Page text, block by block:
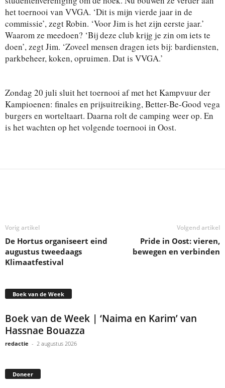
het toernooi van VVGA. ‘Dit is mijn vierde jaar in de
commissie’, zegt Robin. ‘Voor Jim is het zijn eerste jaar.’
Waarom ze meedoen? ‘Bij deze club krijg je zin om iets te
doen’, zegt Jim. ‘Zoveel mensen dragen iets bij: bardiensten,
parkbeheer, koken, opruimen. Dat is VVGA.’
Zondag 20 juli sluit het toernooi af met het Kampvuur der
Kampioenen: finales en prijsuitreiking, Better-Be-Good vega
burgers en worteltaart. Daarna rolt de camping weer op. En
is het wachten op het volgende toernooi in Oost.
Vorig artikel
De Hortus organiseert eind
augustus tweedaags
Klimaatfestival
Volgend artikel
Pride in Oost: vieren,
bewegen en verbinden
Boek van de Week
Boek van de Week | ‘Naima en Karim’ van
Hassnae Bouazza
redactie - 2 augustus 2026
Doneer